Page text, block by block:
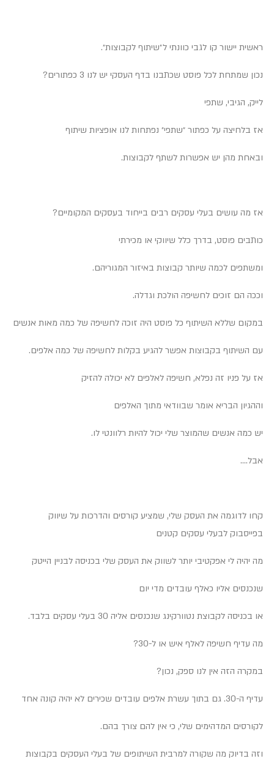
ראשית יישור קו לגבי כוונתי ל״שיתוף לקבוצות״.
נכון שמתחת לכל פוסט שכתבנו בדף העסקי יש לנו 3 כפתורים?
לייק, הגיבי, שתפי
אז בלחיצה על כפתור ״שתפי״ נפתחות לנו אופציות שיתוף
ובאחת מהן יש אפשרות לשתף לקבוצות.
אז מה עושים בעלי עסקים רבים בייחוד בעסקים המקומיים?
כותבים פוסט, בדרך כלל שיווקי או מכירתי
ומשתפים לכמה שיותר קבוצות באיזור המגוריהם.
וככה הם זוכים לחשיפה הולכת וגדלה.
במקום שללא השיתוף כל פוסט היה זוכה לחשיפה של כמה מאות אנשים
עם השיתוף בקבוצות אפשר להגיע בקלות לחשיפה של כמה אלפים.
אז על פניו זה נפלא, חשיפה לאלפים לא יכולה להזיק
וההגיון הבריא אומר שבוודאי מתוך האלפים
יש כמה אנשים שהמוצר שלי יכול להיות רלוונטי לו.
אבל….
קחו לדוגמה את העסק שלי, שמציע קורסים והדרכות על שיווק
בפייסבוק לבעלי עסקים קטנים
מה יהיה לי אפקטיבי יותר לשווק את העסק שלי בכניסה לבניין הייטק
שנכנסים אליו כאלף עובדים מדי יום
או בכניסה לקבוצת נטוורקינג שנכנסים אליה 30 בעלי עסקים בלבד.
מה עדיף חשיפה לאלף איש או ל-30?
במקרה הזה אין לנו ספק, נכון?
עדיף ה-30. גם בתוך עשרת אלפים עובדים שכירים לא יהיה קונה אחד
לקורסים המדהימים שלי, כי אין להם צורך בהם.
וזה בדיוק מה שקורה למרבית השיתופים של בעלי העסקים בקבוצות